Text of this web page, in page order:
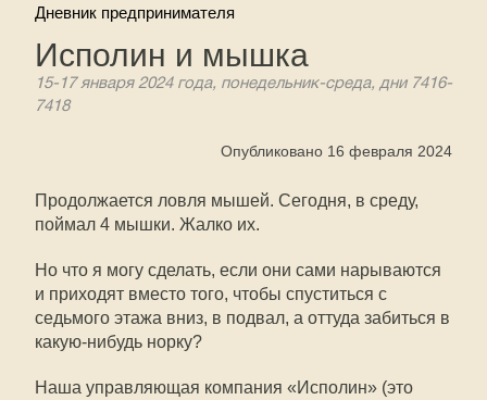
Дневник предпринимателя
Исполин и мышка
15-17 января 2024 года, понедельник-среда, дни 7416-
7418
Опубликовано 16 февраля 2024
Продолжается ловля мышей. Сегодня, в среду,
поймал 4 мышки. Жалко их.
Но что я могу сделать, если они сами нарываются
и приходят вместо того, чтобы спуститься с
седьмого этажа вниз, в подвал, а оттуда забиться в
какую-нибудь норку?
Наша управляющая компания «Исполин» (это